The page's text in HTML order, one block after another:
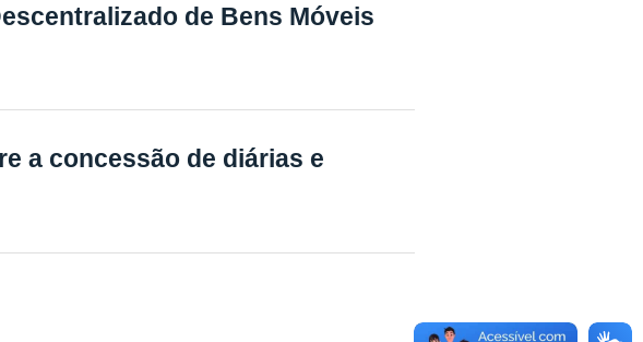
de Bens Móveis
a concessão de diárias e